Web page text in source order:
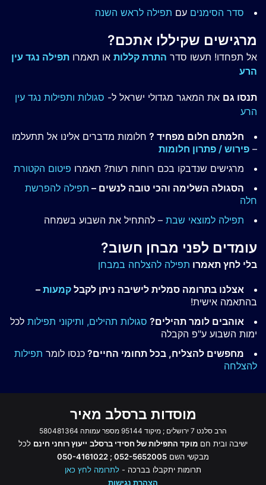
סדר הסימנים עם תפילה לראש השנה
מרגישים שקיללו אתכם?
אל תפחדו! תעשו סדר התרת קללות או תאמרו תפילה נגד עין
הרע
תנסו גם את המאגר מגדולי ישראל ל- סגולות ותפילות נגד עין
הרע
חלמתם חלום מפחיד ? חלומות מדברים אלינו אל תתעלמו
– פירוש / פתרון חלומות
מרגישים שנדבקו בכם רוחות רעות? תאמרו פיטום הקטורת
הסגולה השלימה והכי טובה לנשים – תפילה להפרשת
חלה
תפילה למוצאי שבת – להתחיל את השבוע בשמחה
עומדים לפני מבחן חשוב?
בלי לחץ תאמרו תפילה להצלחה במבחן
אצלנו בתרומה סמלית לישיבה ניתן לקבל קמעות –
בהתאמה אישית!
אוהבים לומר תהילים? סגולות תהילים, ותיקוני תפילות לכל
ימות השבוע ע"פ הקבלה
מחפשים להצליח, בכל תחומי החיים? כנסו לומר תפילות
להצלחה
מוסדות ברסלב מאיר
הרב סלנט 7 ירושלים ; מיקוד 95144 מספר עמותה 580481364
ישיבה ובית חם מוקד התפילות של חסידי ברסלב ייעוץ רוחני חינם לכל
מבקשי השם 052-5652005 ; 050-4161022
תרומות יתקבלו בברכה - לתרומה לחץ כאן
הצהרת נגישות